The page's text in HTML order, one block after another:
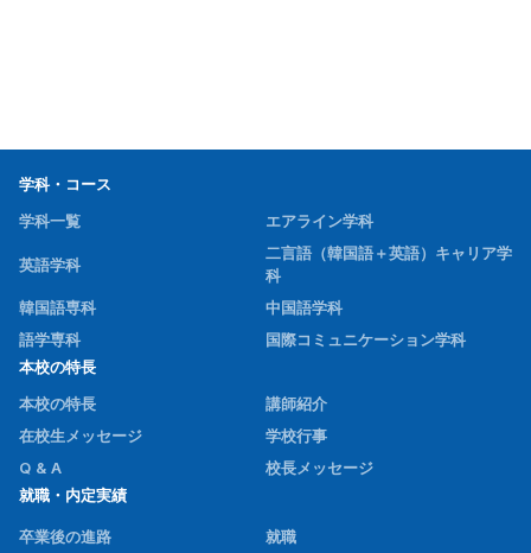
学科・コース
学科一覧
エアライン学科
英語学科
二言語（韓国語＋英語）キャリア学
科
韓国語専科
中国語学科
語学専科
国際コミュニケーション学科
本校の特長
本校の特長
講師紹介
在校生メッセージ
学校行事
Q & A
校長メッセージ
就職・内定実績
卒業後の進路 就職